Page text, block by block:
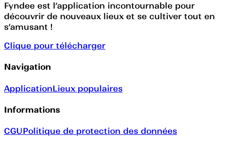
Fyndee est l’application incontournable pour
découvrir de nouveaux lieux et se cultiver tout en
s’amusant !
Clique pour télécharger
Navigation
ApplicationLieux populaires
Informations
CGUPolitique de protection des données